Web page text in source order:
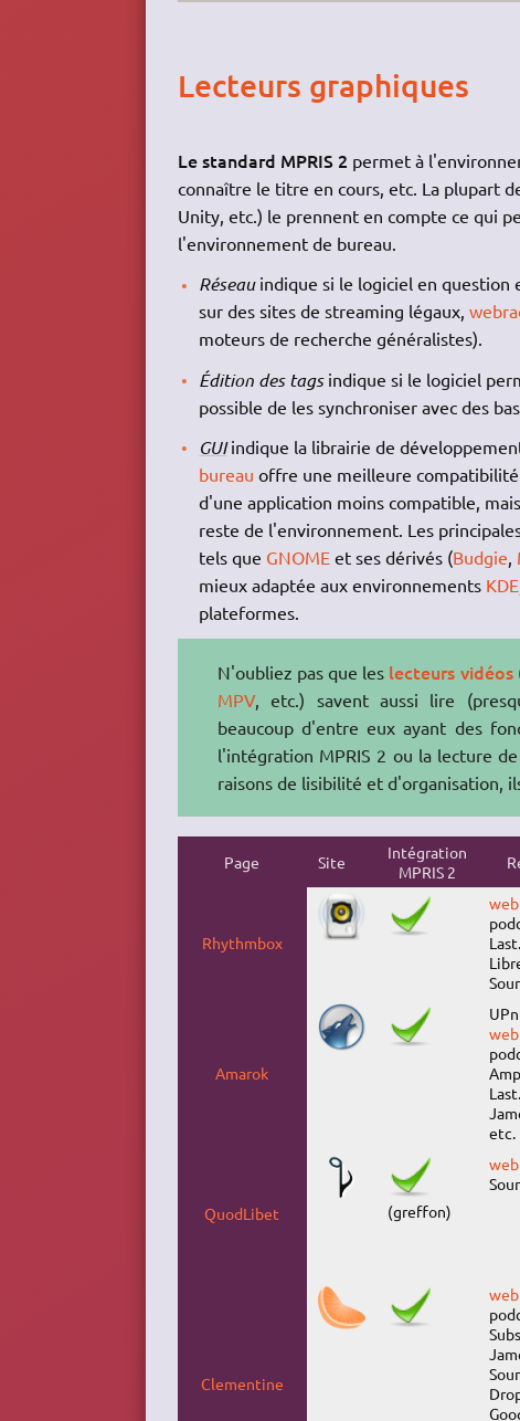
Lecteurs graphiques
Le standard MPRIS 2 permet à
connaître le titre en cours, etc. La plupart
Unity, etc.) le prennent en compte ce qui
l'environnement de bureau.
Réseauindique si le logiciel en question
sur des sites de streaming légaux,
moteurs de recherche généralistes).
Édition des tagsindique si le logiciel
possible de les synchroniser avec des
GUIindique la librairie de
bureau offre une meilleure compatibilité
d'une application moins compatible,
reste de l'environnement. Les
tels que GNOME et ses dérivés (Budgie
mieux adaptée aux environnements KDE
plateformes.
N'oubliez pas que les lecteurs vidéos
MPV, etc.) savent aussi lire
beaucoup d'entre eux ayant des
l'intégration MPRIS 2 ou la lecture
raisons de lisibilité et d'organisation,
Page Site
Intégration
MPRIS 2
Rhythmbox
Amarok
etc.
QuodLibet (greffon)
Clementine